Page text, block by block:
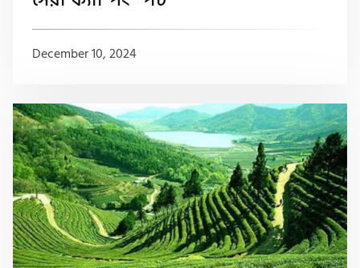
December 10, 2024